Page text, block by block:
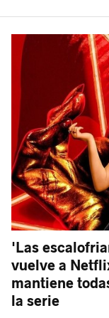
'Las
vuelve a
mantiene
la serie